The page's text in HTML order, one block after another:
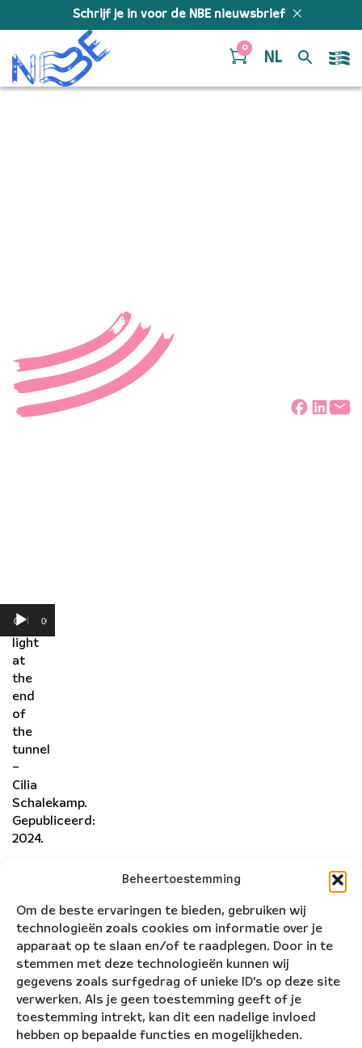
Beheertoestemming
Om de beste ervaringen te bieden, gebruiken wij
technologieën zoals cookies om informatie over je
apparaat op te slaan en/of te raadplegen. Door in te
stemmen met deze technologieën kunnen wij
gegevens zoals surfgedrag of unieke ID's op deze site
verwerken. Als je geen toestemming geeft of je
toestemming intrekt, kan dit een nadelige invloed
hebben op bepaalde functies en mogelijkheden.
Schrijf je in voor de NBE nieuwsbrief
0
NL
00:00 00:00
“The
light
at
the
end
of
the
tunnel
–
Cilia
Schalekamp.
Gepubliceerd:
2024.